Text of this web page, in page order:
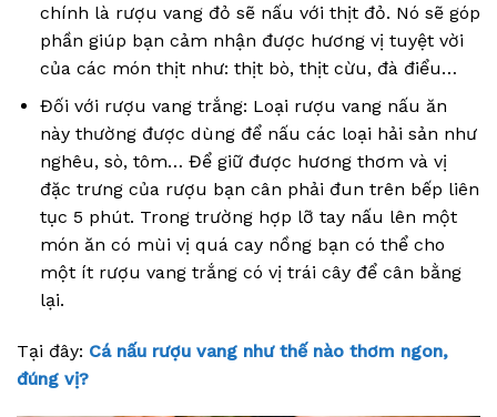
chính là rượu vang đỏ sẽ nấu với thịt đỏ. Nó sẽ góp
phần giúp bạn cảm nhận được hương vị tuyệt vời
của các món thịt như: thịt bò, thịt cừu, đà điểu…
Đối với rượu vang trắng: Loại rượu vang nấu ăn
này thường được dùng để nấu các loại hải sản như
nghêu, sò, tôm… Để giữ được hương thơm và vị
đặc trưng của rượu bạn cân phải đun trên bếp liên
tục 5 phút. Trong trường hợp lỡ tay nấu lên một
món ăn có mùi vị quá cay nồng bạn có thể cho
một ít rượu vang trắng có vị trái cây để cân bằng
lại.
Tại đây: Cá nấu rượu vang như thế nào thơm ngon,
đúng vị?